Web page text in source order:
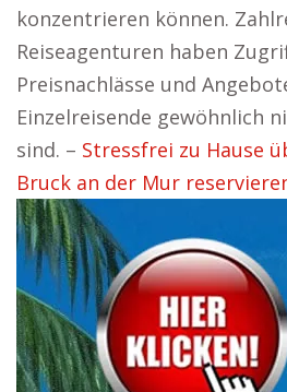
konzentrieren können.
Reiseagenturen haben
Preisnachlässe und
Einzelreisende gewöhnlich
sind. – Stressfrei zu Hause
Bruck an der Mur